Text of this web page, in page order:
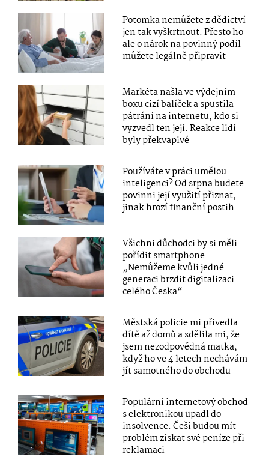
Potomka nemůžete z dědictví
jen tak vyškrtnout. Přesto ho
ale o nárok na povinný podíl
můžete legálně připravit
Markéta našla ve výdejním
boxu cizí balíček a spustila
pátrání na internetu, kdo si
vyzvedl ten její. Reakce lidí
byly překvapivé
Používáte v práci umělou
inteligenci? Od srpna budete
povinni její využití přiznat,
jinak hrozí finanční postih
Všichni důchodci by si měli
pořídit smartphone.
„Nemůžeme kvůli jedné
generaci brzdit digitalizaci
celého Česka“
Městská policie mi přivedla
dítě až domů a sdělila mi, že
jsem nezodpovědná matka,
když ho ve 4 letech nechávám
jít samotného do obchodu
Populární internetový obchod
s elektronikou upadl do
insolvence. Češi budou mít
problém získat své peníze při
reklamaci